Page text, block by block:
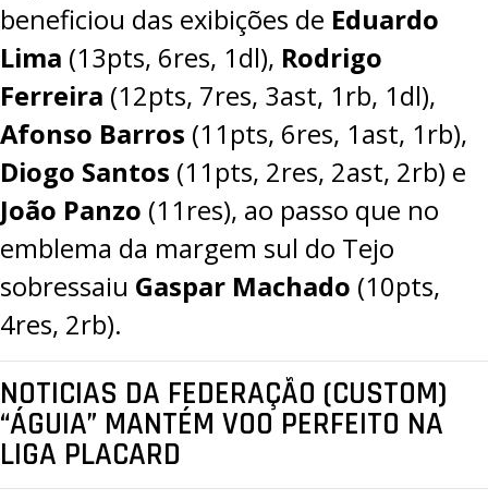
beneficiou das exibições de Eduardo
Lima (13pts, 6res, 1dl), Rodrigo
Ferreira (12pts, 7res, 3ast, 1rb, 1dl),
Afonso Barros (11pts, 6res, 1ast, 1rb),
Diogo Santos (11pts, 2res, 2ast, 2rb) e
João Panzo (11res), ao passo que no
emblema da margem sul do Tejo
sobressaiu Gaspar Machado (10pts,
4res, 2rb).
NOTICIAS DA FEDERAÇÃO (CUSTOM)
“ÁGUIA” MANTÉM VOO PERFEITO NA
LIGA PLACARD